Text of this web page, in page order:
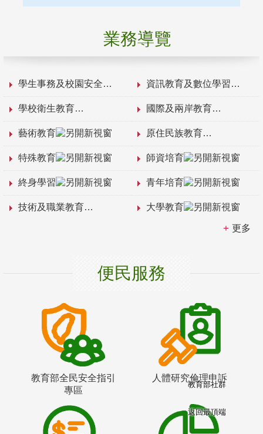
業務導覽
學生事務及校園安全 資訊教育及數位學習
學校衛生教育 國際及兩岸教育
藝術教育 原住民族教育
特殊教育 師資培育
終身學習 青年培育
技術及職業教育 大學教育
更多
便民服務
教育部全民安全指引
專區
人體研究倫理申訴
教育部社群
返回最頂端